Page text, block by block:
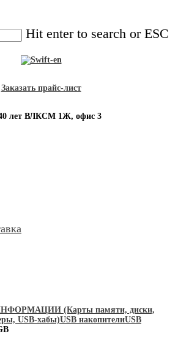
Hit enter to search or ESC
Заказать прайс-лист
40 лет ВЛКСМ 1Ж, офис 3
(Карты памяти, диски,
USB-хабы)USB накопителиUSB